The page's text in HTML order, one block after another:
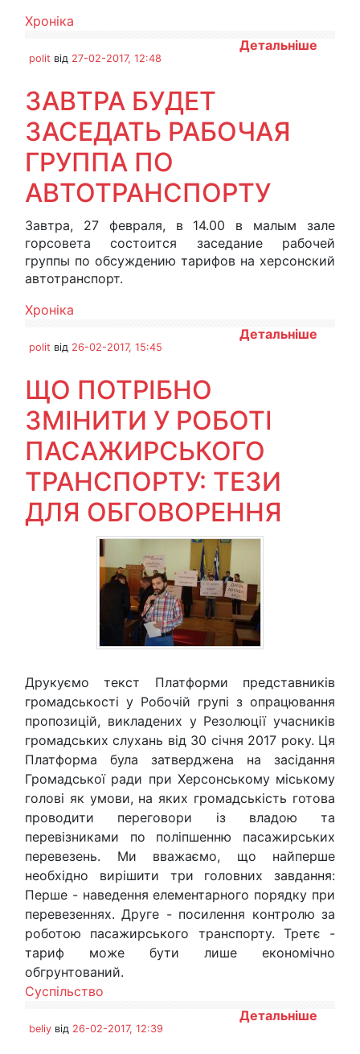
Хроніка
Детальніше
polit від 27-02-2017, 12:48
ЗАВТРА БУДЕТ
ЗАСЕДАТЬ РАБОЧАЯ
ГРУППА ПО
АВТОТРАНСПОРТУ
Завтра, 27 февраля, в 14.00 в малым зале
горсовета состоится заседание рабочей
группы по обсуждению тарифов на херсонский
автотранспорт.
Хроніка
Детальніше
polit від 26-02-2017, 15:45
ЩО ПОТРІБНО
ЗМІНИТИ У РОБОТІ
ПАСАЖИРСЬКОГО
ТРАНСПОРТУ: ТЕЗИ
ДЛЯ ОБГОВОРЕННЯ
Друкуємо текст Платформи представників
громадськості у Робочій групі з опрацювання
пропозицій, викладених у Резолюції учасників
громадських слухань від 30 січня 2017 року. Ця
Платформа була затверджена на засідання
Громадської ради при Херсонському міському
голові як умови, на яких громадськість готова
проводити переговори із владою та
перевізниками по поліпшенню пасажирських
перевезень. Ми вважаємо, що найперше
необхідно вирішити три головних завдання:
Перше - наведення елементарного порядку при
перевезеннях. Друге - посилення контролю за
роботою пасажирського транспорту. Третє -
тариф може бути лише економічно
обгрунтований.
Суспільство
Детальніше
beliy від 26-02-2017, 12:39